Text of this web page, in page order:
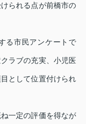
られる点が前橋市の
る市民アンケートで
ラブの充実、小児医
として位置付けられ
一定の評価を得なが